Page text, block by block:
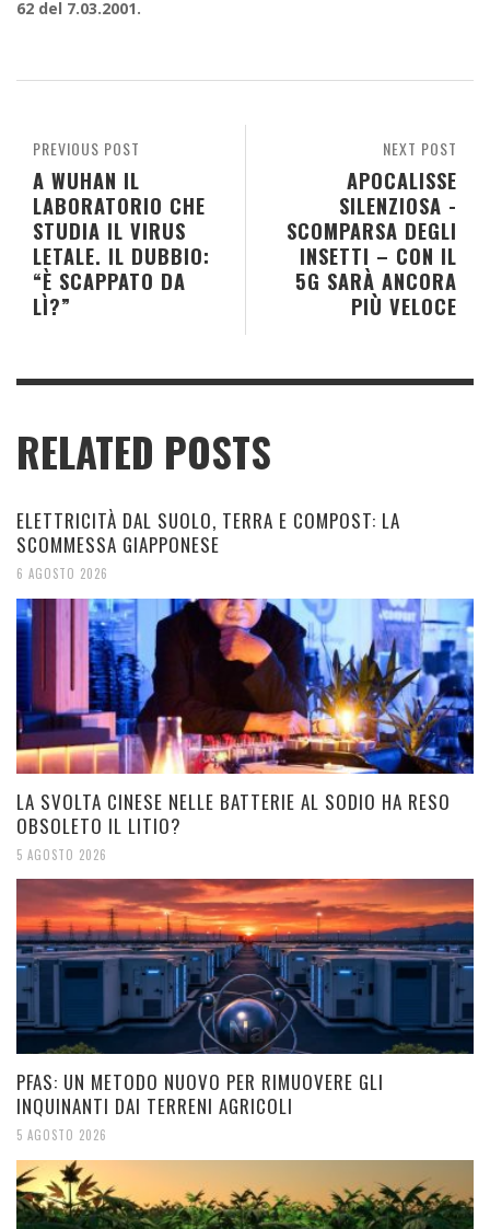
62 del 7.03.2001.
NEXT POST
APOCALISSE
SILENZIOSA -
SCOMPARSA DEGLI
INSETTI – CON IL
5G SARÀ ANCORA
PIÙ VELOCE
PREVIOUS POST
A WUHAN IL
LABORATORIO CHE
STUDIA IL VIRUS
LETALE. IL DUBBIO:
“È SCAPPATO DA
LÌ?”
RELATED POSTS
ELETTRICITÀ DAL SUOLO, TERRA E COMPOST: LA
SCOMMESSA GIAPPONESE
6 AGOSTO 2026
LA SVOLTA CINESE NELLE BATTERIE AL SODIO HA RESO
OBSOLETO IL LITIO?
5 AGOSTO 2026
PFAS: UN METODO NUOVO PER RIMUOVERE GLI
INQUINANTI DAI TERRENI AGRICOLI
5 AGOSTO 2026